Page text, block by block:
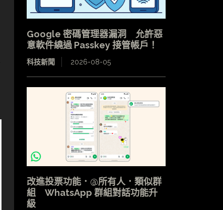
Google 密碼管理器漏洞 允許惡
意軟件繞過 Passkey 接管帳戶！
科技新聞 2026-08-05
改進投票功能．@所有人．類似群
組 WhatsApp 群組對話功能升
級